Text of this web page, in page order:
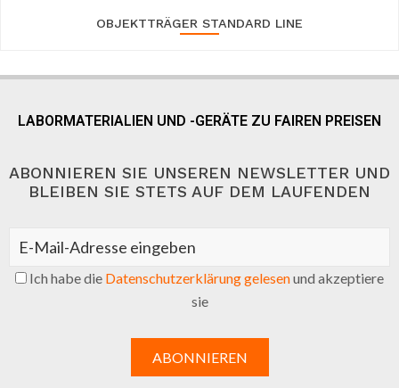
OBJEKTTRÄGER STANDARD LINE
LABORMATERIALIEN UND -GERÄTE ZU FAIREN PREISEN
ABONNIEREN SIE UNSEREN NEWSLETTER UND
BLEIBEN SIE STETS AUF DEM LAUFENDEN
Ich habe die Datenschutzerklärung gelesenund akzeptiere
sie